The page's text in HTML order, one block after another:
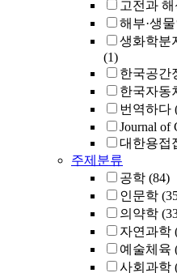
고전과 해
해부·생
생화학분
(1)
한국공간
한국자동
번역하다
Journal of
대한용접
주제분류
공학 (84)
인문학
의약학
자연과학
예술체육
사회과학